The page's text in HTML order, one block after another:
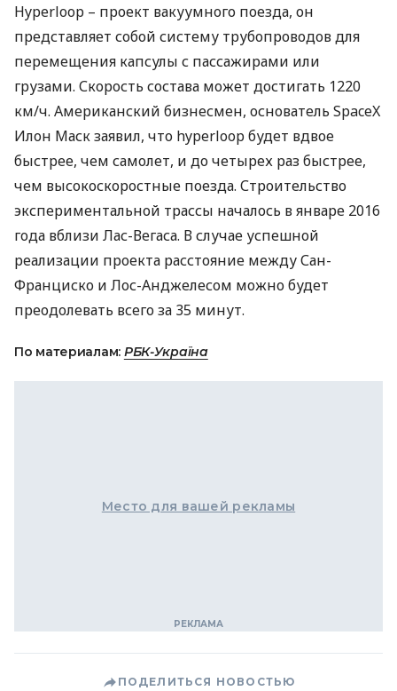
Нyperloop – проект вакуумного поезда, он
представляет собой систему трубопроводов для
перемещения капсулы с пассажирами или
грузами. Скорость состава может достигать 1220
км/ч. Американский бизнесмен, основатель SpaceX
Илон Маск заявил, что hyperloop будет вдвое
быстрее, чем самолет, и до четырех раз быстрее,
чем высокоскоростные поезда. Строительство
экспериментальной трассы началось в январе 2016
года вблизи Лас-Вегаса. В случае успешной
реализации проекта расстояние между Сан-
Франциско и Лос-Анджелесом можно будет
преодолевать всего за 35 минут.
По материалам: РБК-Україна
Место для вашей рекламы
ПОДЕЛИТЬСЯ НОВОСТЬЮ